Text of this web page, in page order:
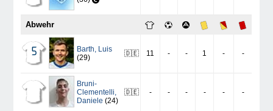
Abwehr
5 Barth, Luis
(29)
🇩🇪 11 - - 1 - -
Bruni-
Clementelli,
Daniele (24)
🇩🇪 - - - - - -